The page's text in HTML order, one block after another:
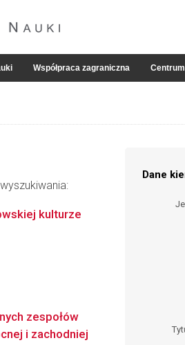
Współpraca zagraniczna
Dane
kulturze
zespołów
i zachodniej